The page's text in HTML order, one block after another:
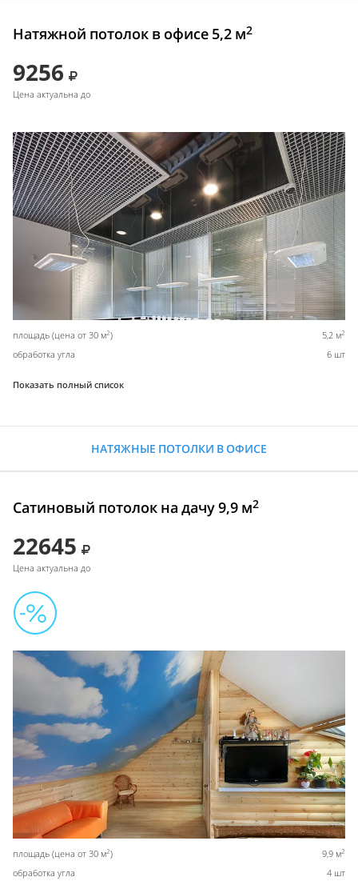
Натяжной потолок в офисе 5,2 м2
9256
Цена актуальна до
площадь (цена от 30 м2) 5,2 м2
обработка угла 6 шт
Показать полный список
НАТЯЖНЫЕ ПОТОЛКИ В ОФИСЕ
Сатиновый потолок на дачу 9,9 м2
22645
Цена актуальна до
площадь (цена от 30 м2) 9,9 м2
обработка угла 4 шт